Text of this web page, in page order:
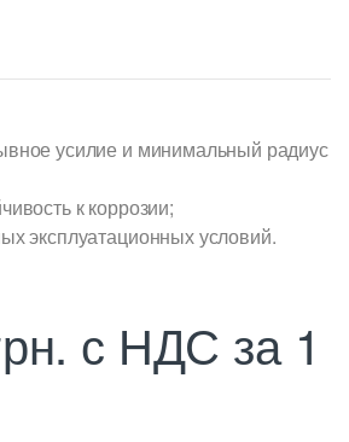
усилие и минимальный радиус
к коррозии;
эксплуатационных условий.
с НДС за 1